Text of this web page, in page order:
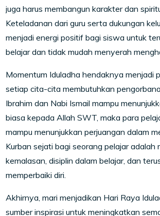
juga harus membangun karakter dan
Keteladanan dari guru serta dukungan
menjadi energi positif bagi siswa untuk
belajar dan tidak mudah menyerah
Momentum Iduladha hendaknya menjadi
setiap cita-cita membutuhkan
Ibrahim dan Nabi Ismail mampu
biasa kepada Allah SWT, maka para
mampu menunjukkan perjuangan dalam
Kurban sejati bagi seorang pelajar adalah
kemalasan, disiplin dalam belajar, dan
memperbaiki diri.
Akhirnya, mari menjadikan Hari Raya
sumber inspirasi untuk meningkatkan